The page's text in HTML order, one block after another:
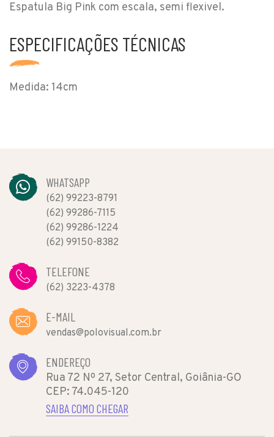
Espatula Big Pink com escala, semi flexivel.
ESPECIFICAÇÕES TÉCNICAS
Medida: 14cm
WHATSAPP
(62) 99223-8791
(62) 99286-7115
(62) 99286-1224
(62) 99150-8382
TELEFONE
(62) 3223-4378
E-MAIL
vendas@polovisual.com.br
ENDEREÇO
Rua 72 Nº 27, Setor Central, Goiânia-GO
CEP: 74.045-120
SAIBA COMO CHEGAR